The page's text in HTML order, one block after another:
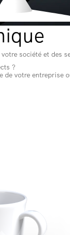
société et des
?
votre entreprise